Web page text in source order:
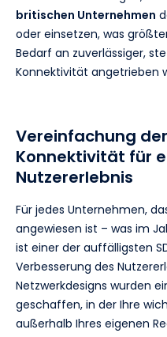
britischen Unternehmen
oder einsetzen, was
Bedarf an zuverlässiger,
Konnektivität angetrieben
Vereinfachung
Konnektivität für
Nutzererlebnis
Für jedes Unternehmen,
angewiesen ist – was im
ist einer der auffälligsten
Verbesserung des
Netzwerkdesigns wurden
geschaffen, in der Ihre
außerhalb Ihres eigenen